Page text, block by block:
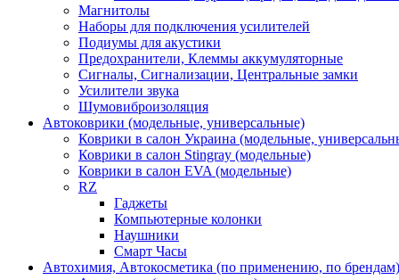
Магнитолы
Наборы для подключения усилителей
Подиумы для акустики
Предохранители, Клеммы аккумуляторные
Сигналы, Сигнализации, Центральные замки
Усилители звука
Шумовиброизоляция
Автоковрики (модельные, универсальные)
Коврики в салон Украина (модельные,
Коврики в салон Stingray (модельные)
Коврики в салон EVA (модельные)
RZ
Гаджеты
Компьютерные колонки
Наушники
Смарт Часы
Автохимия, Автокосметика (по применению, по брендам)